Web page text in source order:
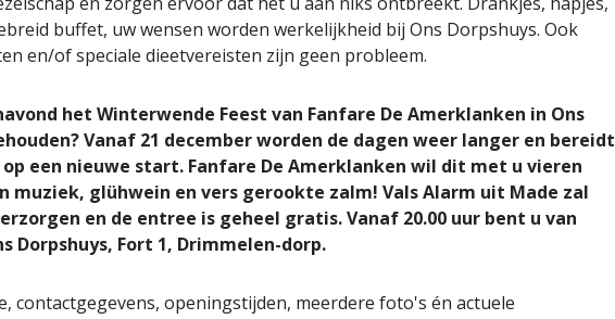
buffet, uw wensen worden werkelijkheid bij Ons Dorpshuys. Ook
en/of speciale dieetvereisten zijn geen probleem.
het Winterwende Feest van Fanfare De Amerklanken in Ons
Vanaf 21 december worden de dagen weer langer en bereidt
een nieuwe start. Fanfare De Amerklanken wil dit met u vieren
muziek, glühwein en vers gerookte zalm! Vals Alarm uit Made zal
en de entree is geheel gratis. Vanaf 20.00 uur bent u van
Dorpshuys, Fort 1, Drimmelen-dorp.
contactgegevens, openingstijden, meerdere foto's én actuele